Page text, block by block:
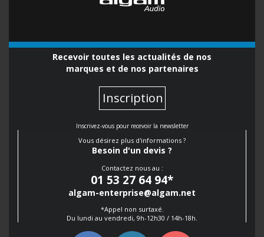
Recevoir toutes les actualités de nos
marques et de nos partenaires
Inscription
Inscrivez-vous pour recevoir la newsletter
Vous désirez plus d'informations ?
Besoin d'un devis ?
Contactez nous au :
01 53 27 64 94*
algam-enterprise@algam.net
*Appel non surtaxé.
Du lundi au vendredi, 9h-12h30 / 14h-18h.